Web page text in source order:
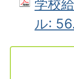
学校
ル: